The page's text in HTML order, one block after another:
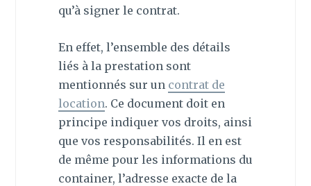
qu’à signer le contrat.
En effet, l’ensemble des détails
liés à la prestation sont
mentionnés sur un contrat de
location. Ce document doit en
principe indiquer vos droits, ainsi
que vos responsabilités. Il en est
de même pour les informations du
container, l’adresse exacte de la